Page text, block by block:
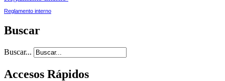
Reglamento interno
Buscar
Buscar...
Accesos Rápidos